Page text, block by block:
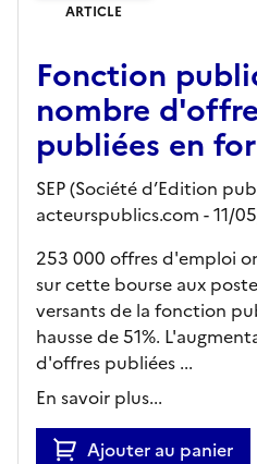
ARTICLE
Fonction
nombre
publiées en
SEP (Société d’Edition
acteurspublics.com - 11/
253 000 offres d'emploi
sur cette bourse aux
versants de la fonction
hausse de 51%.
d'offres publiées ...
En savoir plus...
Ajouter au panier